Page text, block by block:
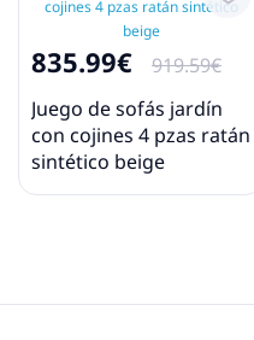
835.99€
919.59€
Juego de sofás jardín
con cojines 4 pzas ratán
sintético beige